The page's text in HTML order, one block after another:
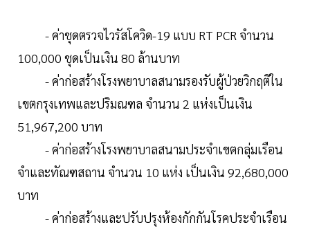
- ค่าชุดตรวจไวรัสโควิด-19 แบบ RT PCR จำนวน
100,000 ชุดเป็นเงิน 80 ล้านบาท
- ค่าก่อสร้างโรงพยาบาลสนามรองรับผู้ป่วยวิกฤติใน
เขตกรุงเทพและปริมณฑล จำนวน 2 แห่งเป็นเงิน
51,967,200 บาท
- ค่าก่อสร้างโรงพยาบาลสนามประจำเขตกลุ่มเรือน
จำและทัณฑสถาน จำนวน 10 แห่ง เป็นเงิน 92,680,000
บาท
- ค่าก่อสร้างและปรับปรุงห้องกักกันโรคประจำเรือน